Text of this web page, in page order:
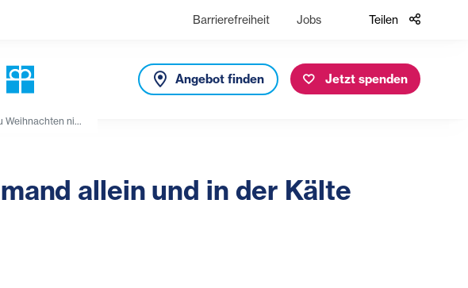
Barrierefreiheit Jobs Teilen
Angebot finden Jetzt spenden
Weihnachten ni...
allein und in der Kälte